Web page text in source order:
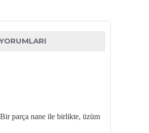
parça nane ile birlikte, üzüm